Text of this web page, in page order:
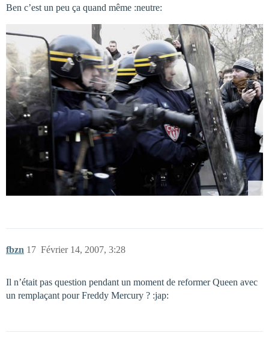
Ben c’est un peu ça quand même :neutre:
fbzn Février 14, 2007, 3:28
17
Il n’était pas question pendant un moment de reformer Queen avec
un remplaçant pour Freddy Mercury ? :jap: